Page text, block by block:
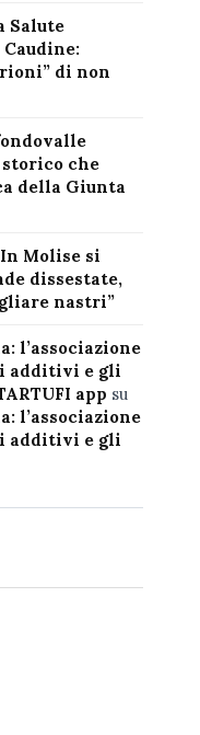
Salute
di non
storico che
della Giunta
Molise si
dissestate,
nastri”
l’associazione
additivi e gli
app su
l’associazione
additivi e gli